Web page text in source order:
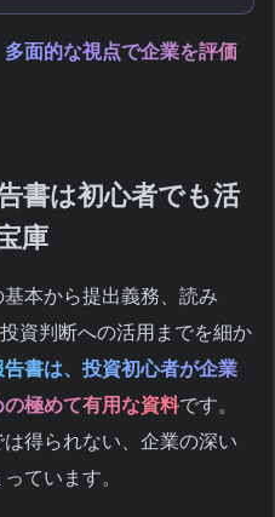
面的な視点で企業を評価
書は初心者でも活
庫
本から提出義務、読み
資判断への活用までを細か
書は、投資初心者が企業
極めて有用な資料です。
得られない、企業の深い
ています。